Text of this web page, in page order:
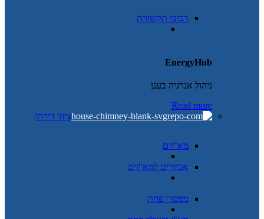
רכיבי תקשורת
EnergyHub
ניהול אנרגיה בענן
Read more
ציוד דירתי
מא"זים
אביזרים למא"זים
ממסרי פחת